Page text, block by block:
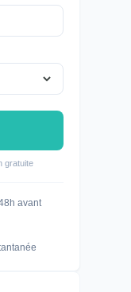
gratuite
avant